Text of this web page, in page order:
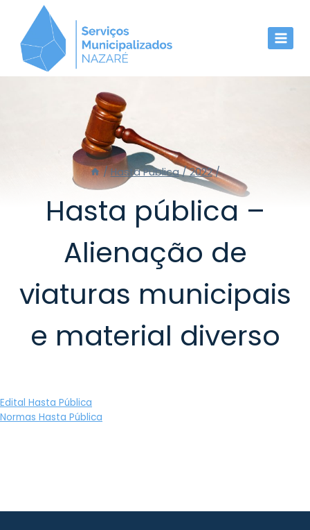
content
/ Hasta Pública / 2022 /
Hasta pública –
Alienação de
viaturas municipais
e material diverso
Edital Hasta Pública
Normas Hasta Pública